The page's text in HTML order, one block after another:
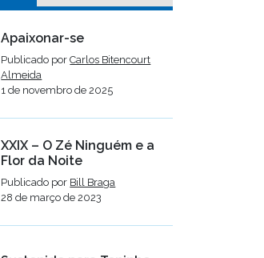
Apaixonar-se
Publicado porCarlos Bitencourt
Almeida
1 de novembro de 2025
XXIX – O Zé Ninguém e a
Flor da Noite
Publicado por Bill Braga
28 de março de 2023